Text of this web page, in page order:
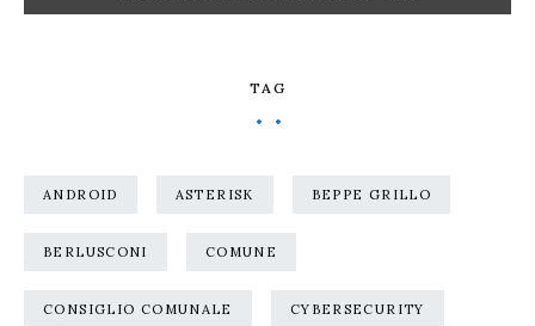
TAG
ANDROID ASTERISK BEPPE GRILLO
BERLUSCONI COMUNE
CONSIGLIO COMUNALE CYBERSECURITY